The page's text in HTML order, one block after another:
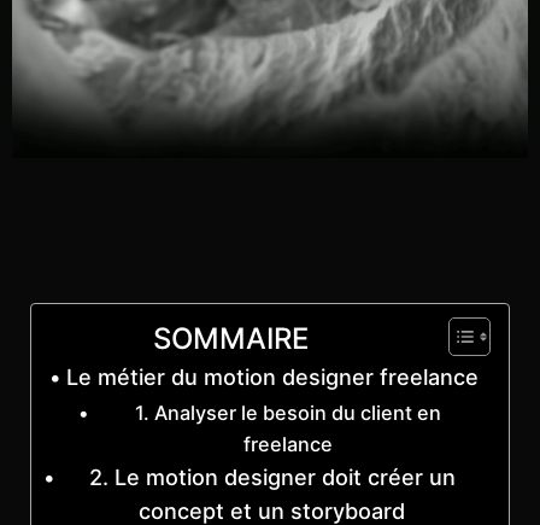
SOMMAIRE
Le métier du motion designer freelance
1. Analyser le besoin du client en
freelance
2. Le motion designer doit créer un
concept et un storyboard